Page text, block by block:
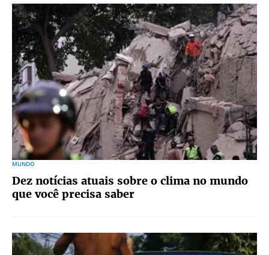
MUNDO
Dez notícias atuais sobre o clima no mundo
que você precisa saber